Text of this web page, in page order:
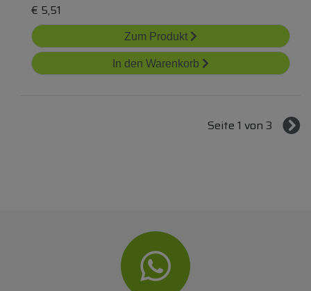
€ 5,51
Zum Produkt
In den Warenkorb
Seite 1 von 3